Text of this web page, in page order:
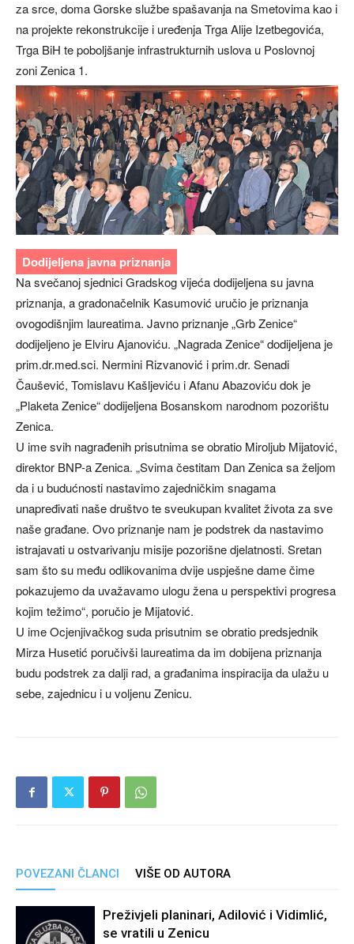
za srce, doma Gorske službe spašavanja na Smetovima kao i
na projekte rekonstrukcije i uređenja Trga Alije Izetbegovića,
Trga BiH te poboljšanje infrastrukturnih uslova u Poslovnoj
zoni Zenica 1.
Dodijeljena javna priznanja
Na svečanoj sjednici Gradskog vijeća dodijeljena su javna
priznanja, a gradonačelnik Kasumović uručio je priznanja
ovogodišnjim laureatima. Javno priznanje „Grb Zenice“
dodijeljeno je Elviru Ajanoviću. „Nagrada Zenice“ dodijeljena je
prim.dr.med.sci. Nermini Rizvanović i prim.dr. Senadi
Čaušević, Tomislavu Kašljeviću i Afanu Abazoviću dok je
„Plaketa Zenice“ dodijeljena Bosanskom narodnom pozorištu
Zenica.
U ime svih nagrađenih prisutnima se obratio Miroljub Mijatović,
direktor BNP-a Zenica. „Svima čestitam Dan Zenica sa željom
da i u budućnosti nastavimo zajedničkim snagama
unapređivati naše društvo te sveukupan kvalitet života za sve
naše građane. Ovo priznanje nam je podstrek da nastavimo
istrajavati u ostvarivanju misije pozorišne djelatnosti. Sretan
sam što su među odlikovanima dvije uspješne dame čime
pokazujemo da uvažavamo ulogu žena u perspektivi progresa
kojim težimo“, poručio je Mijatović.
U ime Ocjenjivačkog suda prisutnim se obratio predsjednik
Mirza Husetić poručivši laureatima da im dobijena priznanja
budu podstrek za dalji rad, a građanima inspiracija da ulažu u
sebe, zajednicu i u voljenu Zenicu.
POVEZANI ČLANCI VIŠE OD AUTORA
Preživjeli planinari, Adilović i Vidimlić,
se vratili u Zenicu